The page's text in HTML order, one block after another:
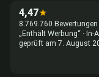
4,47★
8.769.760
„Enthält Werbung“ ·
geprüft am 7. August